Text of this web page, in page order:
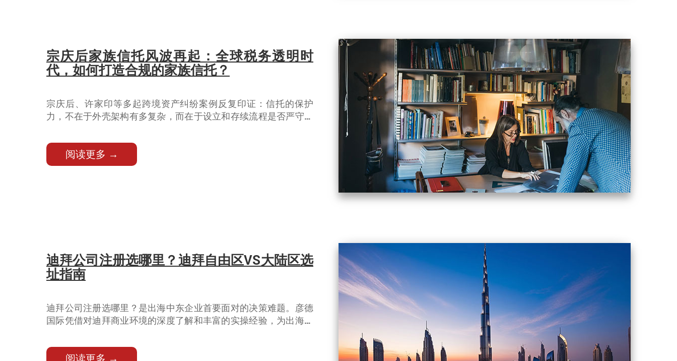
宗庆后家族信托风波再起：全球税务透明时
代，如何打造合规的家族信托？
宗庆后、许家印等多起跨境资产纠纷案例反复印证：信托的保护
力，不在于外壳架构有多复杂，而在于设立和存续流程是否严守法
个具备真实效力、合规稳健的家族信托。
阅读更多 →
迪拜公司注册选哪里？迪拜自由区VS大陆区选
址指南
迪拜公司注册选哪里？是出海中东企业首要面对的决策难题。彦德
国际凭借对迪拜商业环境的深度了解和丰富的实操经验，为出海企
阅读更多 →